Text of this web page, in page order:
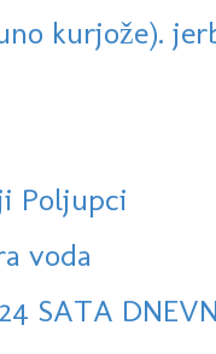
kurjože).
Poljupci
voda
SATA